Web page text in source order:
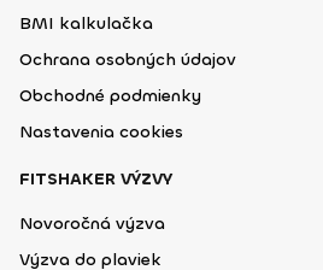
BMI kalkulačka
Ochrana osobných údajov
Obchodné podmienky
Nastavenia cookies
FITSHAKER VÝZVY
Novoročná výzva
Výzva do plaviek